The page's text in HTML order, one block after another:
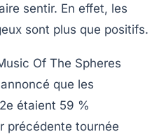
sentir. En effet, les
sont plus que positifs.
Of The Spheres
que les
étaient 59 %
précédente tournée